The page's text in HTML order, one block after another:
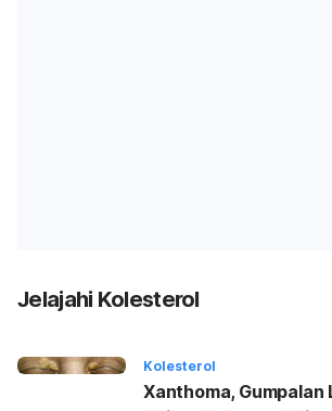
Jelajahi Kolesterol
Kolesterol
Xanthoma, Gumpalan